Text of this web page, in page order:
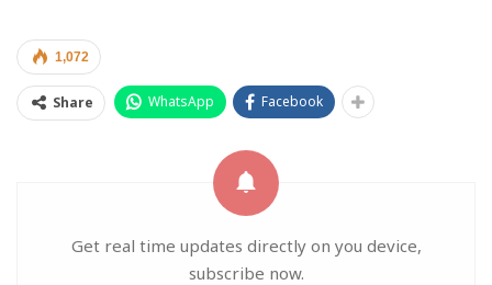
1,072
Share WhatsApp Facebook
Get real time updates directly on you device,
subscribe now.